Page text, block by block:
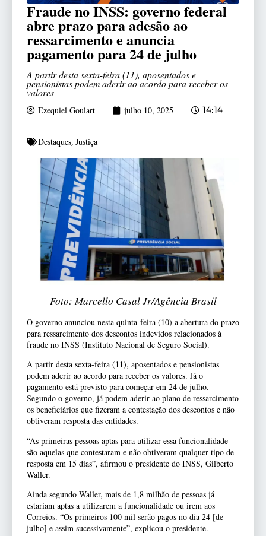
Fraude no INSS: governo federal
abre prazo para adesão ao
ressarcimento e anuncia
pagamento para 24 de julho
A partir desta sexta-feira (11), aposentados e
pensionistas podem aderir ao acordo para receber os
valores
Ezequiel Goulart julho 10, 2025 14:14
Destaques, Justiça
Foto: Marcello Casal Jr/Agência Brasil
O governo anunciou nesta quinta-feira (10) a abertura do prazo
para ressarcimento dos descontos indevidos relacionados à
fraude no INSS (Instituto Nacional de Seguro Social).
A partir desta sexta-feira (11), aposentados e pensionistas
podem aderir ao acordo para receber os valores. Já o
pagamento está previsto para começar em 24 de julho.
Segundo o governo, já podem aderir ao plano de ressarcimento
os beneficiários que fizeram a contestação dos descontos e não
obtiveram resposta das entidades.
“As primeiras pessoas aptas para utilizar essa funcionalidade
são aquelas que contestaram e não obtiveram qualquer tipo de
resposta em 15 dias”, afirmou o presidente do INSS, Gilberto
Waller.
Ainda segundo Waller, mais de 1,8 milhão de pessoas já
estariam aptas a utilizarem a funcionalidade ou irem aos
Correios. “Os primeiros 100 mil serão pagos no dia 24 [de
julho] e assim sucessivamente”, explicou o presidente.